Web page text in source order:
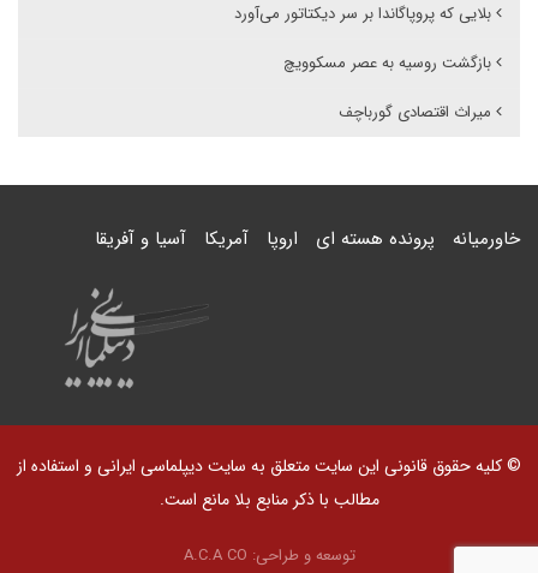
بلایی که پروپاگاندا بر سر دیکتاتور می‌آورد
بازگشت روسیه به عصر مسکوویچ
میراث اقتصادی گورباچف
خاورمیانه پرونده هسته ای اروپا آمریکا آسیا و آفریقا
© کلیه حقوق قانونی این سایت متعلق به سایت دیپلماسی ایرانی و استفاده از
مطالب با ذکر منابع بلا مانع است.
توسعه و طراحی: A.C.A CO